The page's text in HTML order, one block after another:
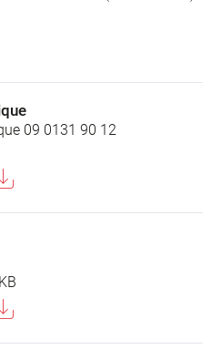
09 0131 90 12